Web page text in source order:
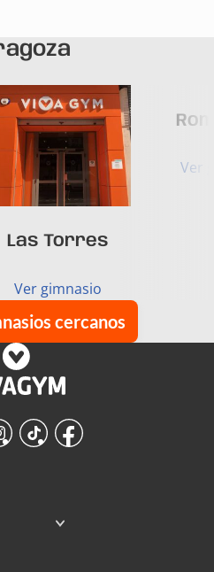
Las Torres
Ver gimnasio
Ver
cercanos
TikTokFacebook